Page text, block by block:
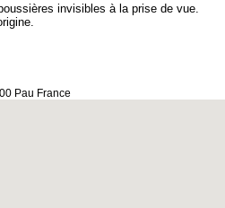
invisibles à la prise de vue.
Pau France